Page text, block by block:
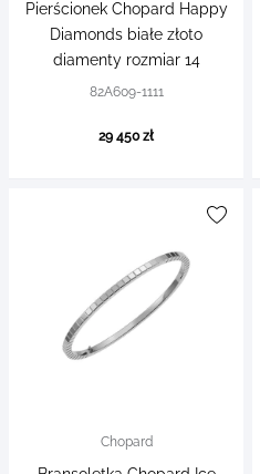
Pierścionek Chopard Happy
Diamonds białe złoto
diamenty rozmiar 14
82A609-1111
29 450 zł
Chopard